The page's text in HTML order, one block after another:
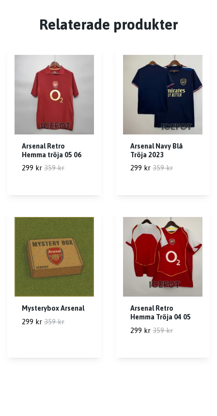
Relaterade produkter
Arsenal Retro
Hemma tröja 05 06
299 kr 359 kr
Arsenal Navy Blå
Tröja 2023
299 kr 359 kr
Mysterybox Arsenal
299 kr 359 kr
Arsenal Retro
Hemma Tröja 04 05
299 kr 359 kr